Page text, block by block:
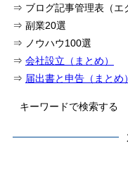
⇒ ブログ記事管理表（エ
⇒ 副業20選
⇒ ノウハウ100選
⇒ 会社設立（まとめ）
⇒ 届出書と申告（まとめ）